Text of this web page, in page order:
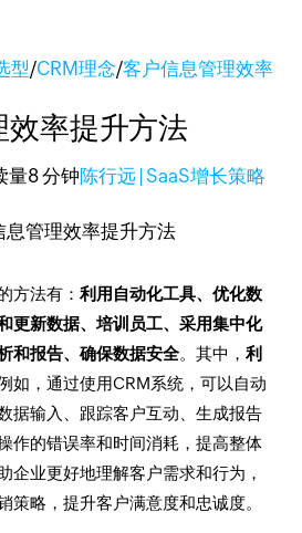
型/CRM理念/客户信息管理效率
率提升方法
量8 分钟陈行远 | SaaS增长策略
方法有：利用自动化工具、优化数
更新数据、培训员工、采用集中化
和报告、确保数据安全。其中，利
如，通过使用CRM系统，可以自动
据输入、跟踪客户互动、生成报告
作的错误率和时间消耗，提高整体
企业更好地理解客户需求和行为，
策略，提升客户满意度和忠诚度。